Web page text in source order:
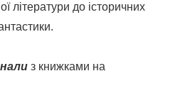
літератури до історичних
з книжками на